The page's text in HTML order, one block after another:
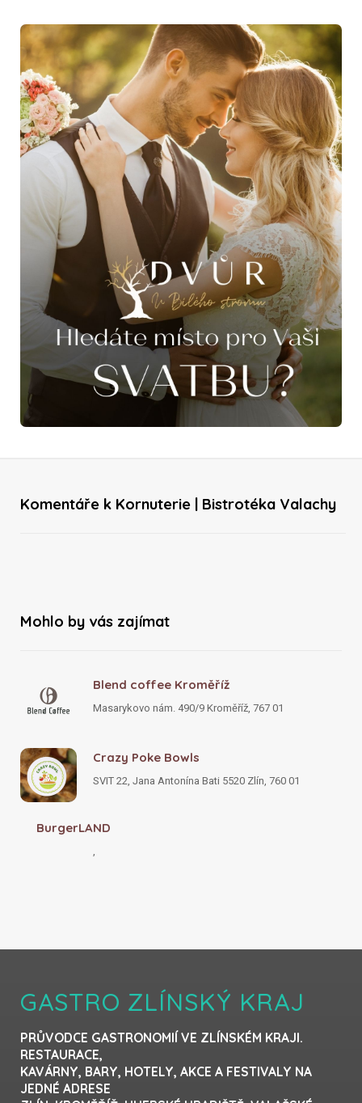
Komentáře k Kornuterie | Bistrotéka Valachy
Mohlo by vás zajímat
Blend coffee Kroměříž
Masarykovo nám. 490/9 Kroměříž, 767 01
Crazy Poke Bowls
SVIT 22, Jana Antonína Bati 5520 Zlín, 760 01
BurgerLAND
GASTRO ZLÍNSKÝ KRAJ
PRŮVODCE GASTRONOMIÍ VE ZLÍNSKÉM KRAJI.
RESTAURACE,
KAVÁRNY, BARY, HOTELY, AKCE A FESTIVALY NA
JEDNÉ ADRESE